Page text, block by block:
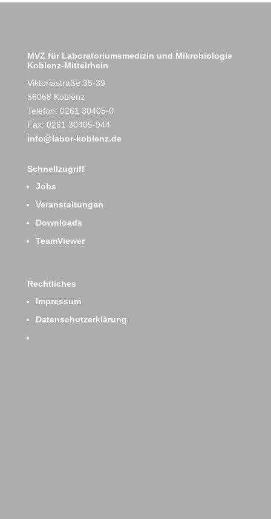
MVZ für Laboratoriumsmedizin und Mikrobiologie
Koblenz-Mittelrhein
Viktoriastraße 35-39
56068 Koblenz
Telefon: 0261 30405-0
Fax: 0261 30405-944
info@labor-koblenz.de
Schnellzugriff
Jobs
Veranstaltungen
Downloads
TeamViewer
Rechtliches
Impressum
Datenschutzerklärung